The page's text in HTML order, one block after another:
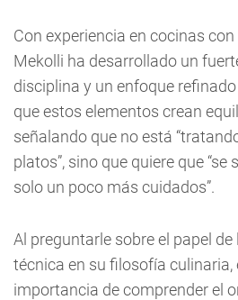
Con experiencia en cocinas
Mekolli ha desarrollado un
disciplina y un enfoque
que estos elementos crean
señalando que no está
platos”, sino que quiere que
solo un poco más cuidados”.
Al preguntarle sobre el papel
técnica en su filosofía culinaria,
importancia de comprender el